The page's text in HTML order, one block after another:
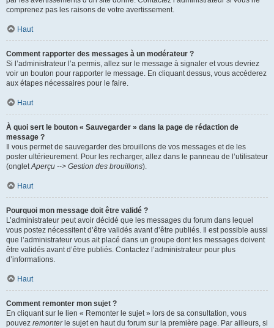
comprenez pas les raisons de votre avertissement.
Haut
Comment rapporter des messages à un modérateur ?
Si l’administrateur l’a permis, allez sur le message à signaler et vous devriez
voir un bouton pour rapporter le message. En cliquant dessus, vous accéderez
aux étapes nécessaires pour le faire.
Haut
À quoi sert le bouton « Sauvegarder » dans la page de rédaction de
message ?
Il vous permet de sauvegarder des brouillons de vos messages et de les
poster ultérieurement. Pour les recharger, allez dans le panneau de l’utilisateur
(ongletAperçu --> Gestion des brouillons).
Haut
Pourquoi mon message doit être validé ?
L’administrateur peut avoir décidé que les messages du forum dans lequel
vous postez nécessitent d’être validés avant d’être publiés. Il est possible aussi
que l’administrateur vous ait placé dans un groupe dont les messages doivent
être validés avant d’être publiés. Contactez l’administrateur pour plus
d’informations.
Haut
Comment remonter mon sujet ?
En cliquant sur le lien « Remonter le sujet » lors de sa consultation, vous
pouvez remonterle sujet en haut du forum sur la première page. Par ailleurs, si